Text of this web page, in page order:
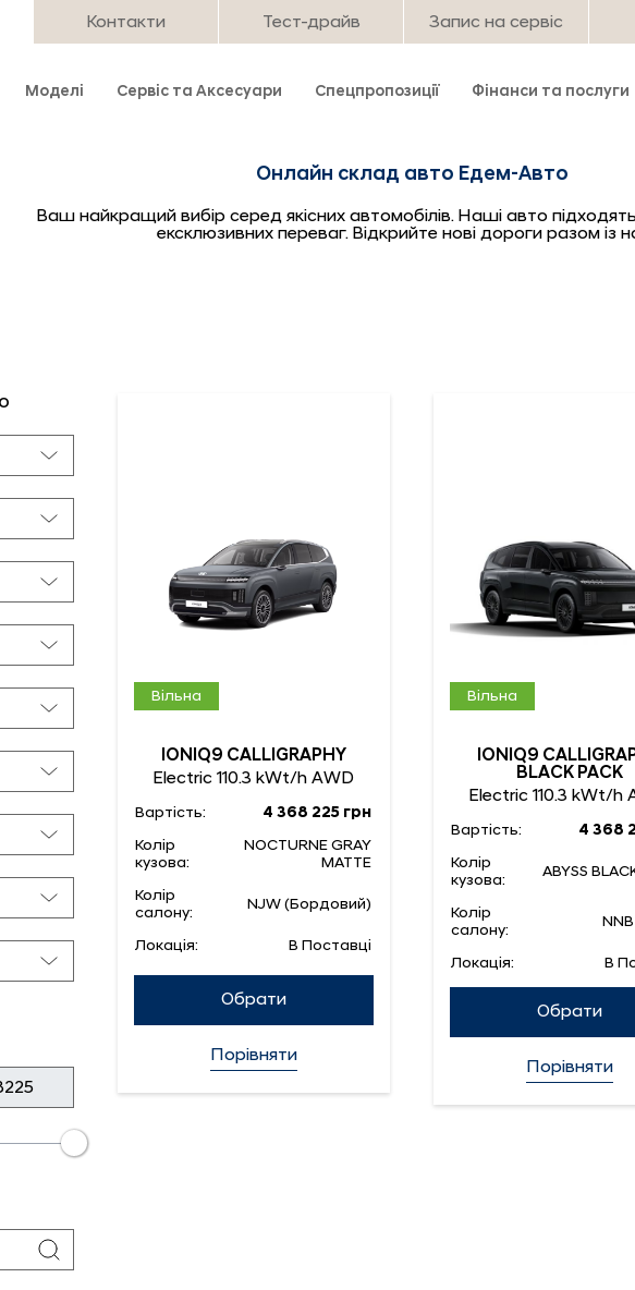
автомобілів
Контакти Тест-драйв Запис на сервіс
Моделі Сервіс та Аксесуари Спецпропозиції Фінанси та послуги
Онлайн склад авто Едем-Авто
Ваш найкращий вибір серед якісних автомобілів. Наші авто підходять
ексклюзивних переваг. Відкрийте нові дороги разом із
Вільна
IONIQ9 CALLIGRAPHY
Electric 110.3 kWt/h AWD
Вартість:
4 368 225 грн
Колір
кузова:
NOCTURNE GRAY
MATTE
Колір
салону:
NJW (Бордовий)
Локація: В Поставці
Обрати
Порівняти
Вільна
IONIQ9
BLACK PACK
Electric 110.3 kWt/h
Вартість:
4 368
Колір
кузова:
ABYSS
Колір
салону:
Локація: В
Обрати
Порівняти